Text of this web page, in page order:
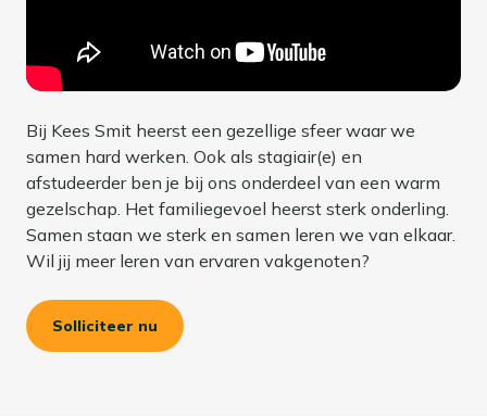
Bij Kees Smit heerst een gezellige sfeer waar we
samen hard werken. Ook als stagiair(e) en
afstudeerder ben je bij ons onderdeel van een warm
gezelschap. Het familiegevoel heerst sterk onderling.
Samen staan we sterk en samen leren we van elkaar.
Wil jij meer leren van ervaren vakgenoten?
Solliciteer nu